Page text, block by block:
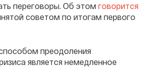
переговоры. Об этом говорится
советом по итогам первого
преодоления
является немедленное